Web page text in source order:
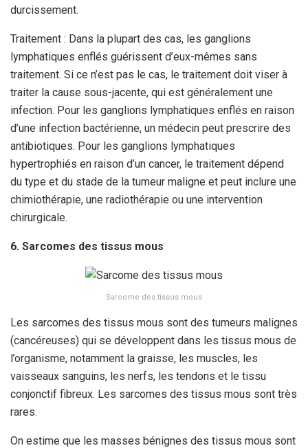
durcissement.
Traitement : Dans la plupart des cas, les ganglions
lymphatiques enflés guérissent d’eux-mêmes sans
traitement. Si ce n’est pas le cas, le traitement doit viser à
traiter la cause sous-jacente, qui est généralement une
infection. Pour les ganglions lymphatiques enflés en raison
d’une infection bactérienne, un médecin peut prescrire des
antibiotiques. Pour les ganglions lymphatiques
hypertrophiés en raison d’un cancer, le traitement dépend
du type et du stade de la tumeur maligne et peut inclure une
chimiothérapie, une radiothérapie ou une intervention
chirurgicale.
6. Sarcomes des tissus mous
Sarcome des tissus mous
Les sarcomes des tissus mous sont des tumeurs malignes
(cancéreuses) qui se développent dans les tissus mous de
l’organisme, notamment la graisse, les muscles, les
vaisseaux sanguins, les nerfs, les tendons et le tissu
conjonctif fibreux. Les sarcomes des tissus mous sont très
rares.
On estime que les masses bénignes des tissus mous sont